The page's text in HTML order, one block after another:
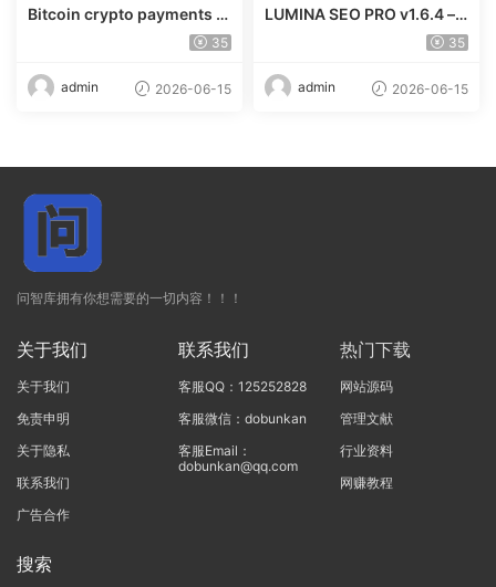
Bitcoin crypto payments s
upport for CryptoPay v1.4.
35
admin 2026-06-15
LUMINA SEO PRO v1.6.4 – R
ank #1 Without Writing
35
admin 2026-06-15
问智库拥有你想需要的一切内容！！！
关于我们
关于我们
免责申明
关于隐私
联系我们
广告合作
联系我们
客服QQ：125252828
客服微信：dobunkan
客服Email：
dobunkan@qq.com
热门下载
网站源码
管理文献
行业资料
网赚教程
搜索